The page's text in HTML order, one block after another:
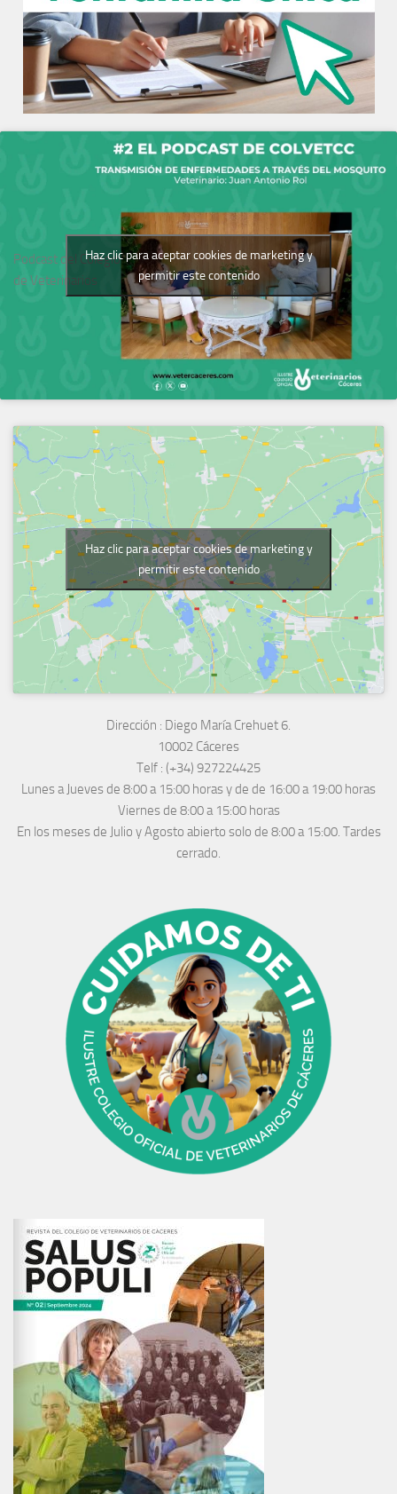
Podcast del Colegio
de Veterinarios
Haz clic para aceptar cookies de marketing y
permitir este contenido
Haz clic para aceptar cookies de marketing y
permitir este contenido
Dirección : Diego María Crehuet 6.
10002 Cáceres
Telf : (+34) 927224425
Lunes a Jueves de 8:00 a 15:00 horas y de de 16:00 a 19:00 horas
Viernes de 8:00 a 15:00 horas
En los meses de Julio y Agosto abierto solo de 8:00 a 15:00. Tardes
cerrado.